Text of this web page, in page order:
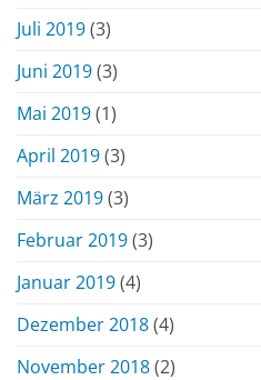
Juli 2019(3)
Juni 2019(3)
Mai 2019(1)
April 2019(3)
März 2019(3)
Februar 2019(3)
Januar 2019(4)
Dezember 2018(4)
November 2018(2)